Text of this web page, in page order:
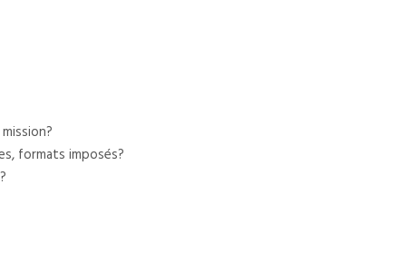
formats imposés?